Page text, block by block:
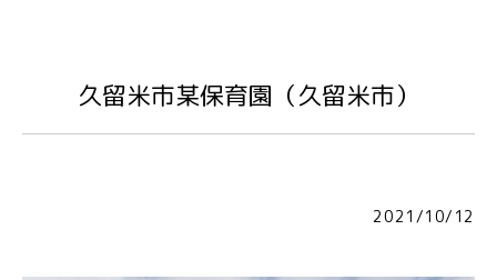
久留米市某保育園（久留米市）
2021/10/12